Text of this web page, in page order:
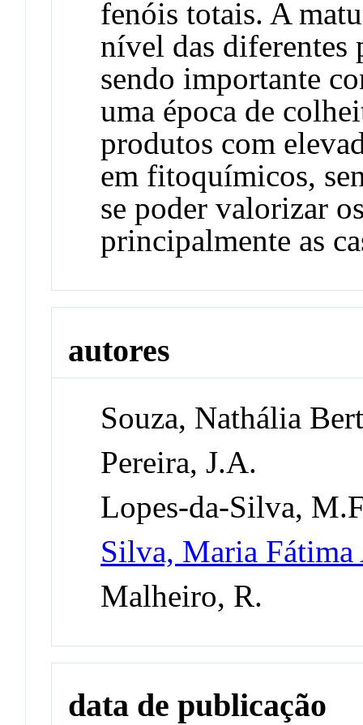
fenóis totais. A
nível das diferentes
sendo importante
uma época de
produtos com
em fitoquímicos,
se poder valorizar
principalmente as
autores
Souza, Nathália
Pereira, J.A.
Lopes-da-Silva,
Silva, Maria
Malheiro, R.
data de publicação